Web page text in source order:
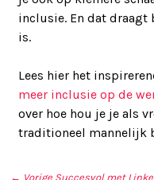
inclusie. En dat draagt
is.
Lees hier het
meer inclusie op de
over hoe hou je je als
traditioneel mannelijk
← VorigeSuccesvol met